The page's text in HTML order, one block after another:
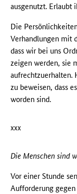
ausgenutzt. Erlaubt
Die
Verhandlungen mit
dass wir bei uns
zeigen werden, sie
aufrechtzuerhalten.
zu beweisen, dass
worden sind.
xxx
Die Menschen sind
Vor einer Stunde
Aufforderung